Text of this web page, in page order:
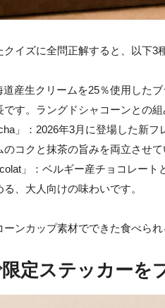
イズに全問正解すると、以下3
道産生クリームを25％使用した
す。ラングドシャコーンとの組
」：2026年3月に登場した新
コクと抹茶の旨みを両立させて
」：ベルギー産チョコレー
、大人向けの味わいです。
ンカップ素材でできた食べら
定ステッカーを